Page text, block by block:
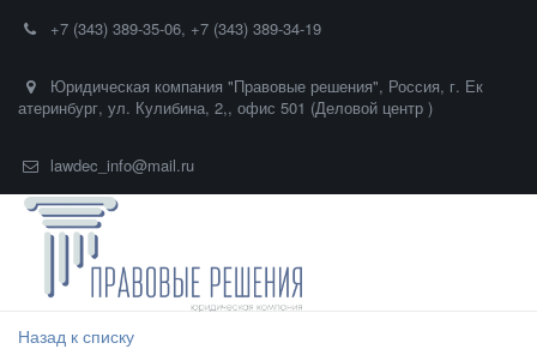
+7 (343) 389-35-06, +7 (343) 389-34-19
Юридическая компания "Правовые решения", Россия, г. Ек
атеринбург, ул. Кулибина, 2,, офис 501 (Деловой центр )
lawdec_info@mail.ru
Назад к списку